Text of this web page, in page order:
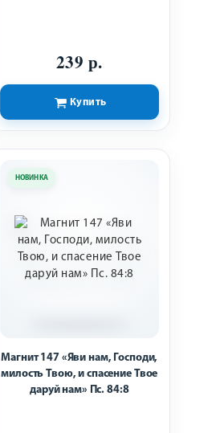
239 р.
Купить
НОВИНКА
Магнит 147 «Яви нам, Господи,
милость Твою, и спасение Твое
даруй нам» Пс. 84:8